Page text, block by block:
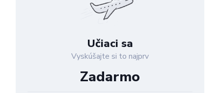
Učiaci sa
Vyskúšajte si to najprv
Zadarmo